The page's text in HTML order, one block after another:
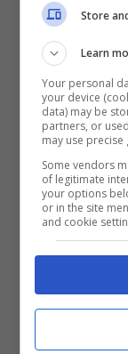
Recensioni
“Ok
5 Gennaio 2021
Store
Learn
Your personal
your device
data) may be
partners, or
may use
Some vendors
of legitimate
your options
or in the site
and cookie